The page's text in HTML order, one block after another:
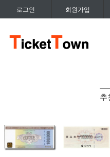
로그인 회원가입
추